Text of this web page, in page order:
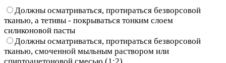
Должны осматриваться, протираться безворсовой
тканью, а тетивы - покрываться тонким слоем
силиконовой пасты
Должны осматриваться, протираться безворсовой
тканью, смоченной мыльным раствором или